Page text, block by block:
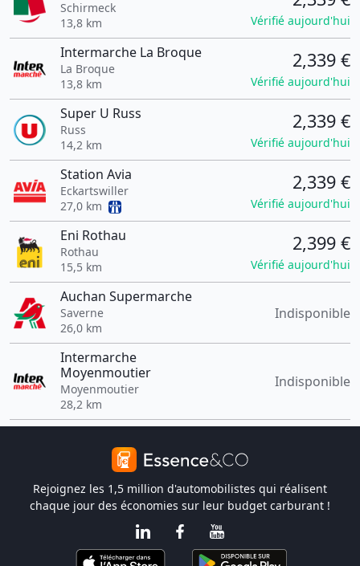
Schirmeck
13,8 km
Vérifié aujourd'hui
Intermarche La Broque
La Broque
13,8 km
2,339 €
Vérifié aujourd'hui
Super U Russ
Russ
14,2 km
2,339 €
Vérifié aujourd'hui
Station Avia
Eckartswiller
27,0 km
2,339 €
Vérifié aujourd'hui
Eni Rothau
Rothau
15,5 km
2,399 €
Vérifié aujourd'hui
Auchan Supermarche
Saverne
26,0 km
Indisponible
Intermarche
Moyenmoutier
Moyenmoutier
28,2 km
Indisponible
Rejoignez les 1,5 million d'automobilistes qui réalisent
chaque jour des économies sur leur budget carburant !